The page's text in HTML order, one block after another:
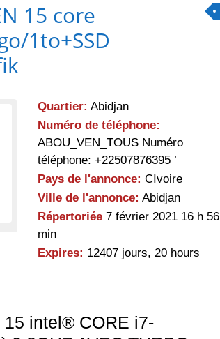
15 core
1to+SSD
Quartier: Abidjan
Numéro de téléphone:
ABOU_VEN_TOUS Numéro
téléphone: +22507876395 ’
Pays de l'annonce: CIvoire
Ville de l'annonce: Abidjan
Répertoriée 7 février 2021 16 h 56
min
Expires: 12407 jours, 20 hours
15 intel® CORE i7-